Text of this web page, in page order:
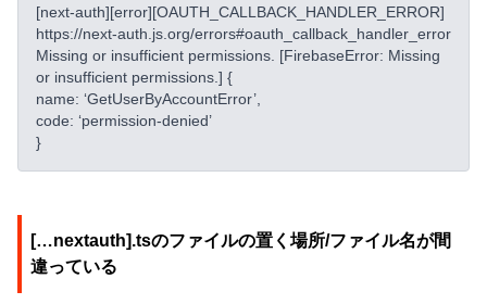
[next-auth][error][OAUTH_CALLBACK_HANDLER_ERROR]
https://next-auth.js.org/errors#oauth_callback_handler_error
Missing or insufficient permissions. [FirebaseError: Missing
or insufficient permissions.] {
name: ‘GetUserByAccountError’,
code: ‘permission-denied’
}
[…nextauth].tsのファイルの置く場所/ファイル名が間
違っている